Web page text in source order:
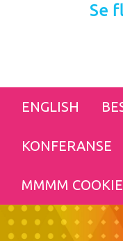
Se
ENGLISH
KONFERANSE
MMMM